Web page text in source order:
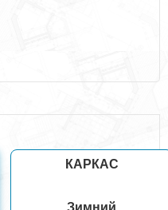
КАРКАС
Зимний